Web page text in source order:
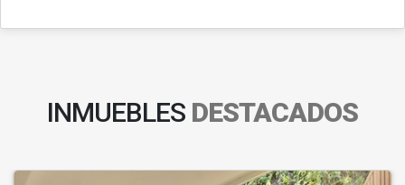
INMUEBLES DESTACADOS